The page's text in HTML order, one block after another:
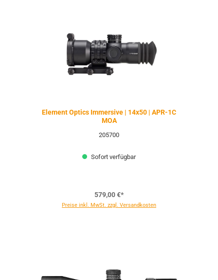
Element Optics Immersive | 14x50 | APR-1C
MOA
205700
Sofort verfügbar
579,00 €*
Preise inkl. MwSt. zzgl. Versandkosten